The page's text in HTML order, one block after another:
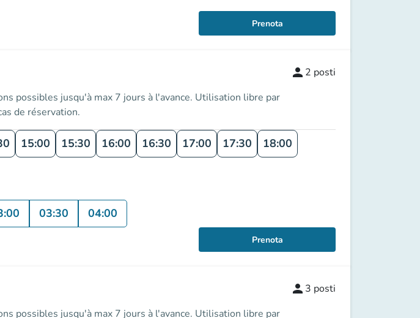
Prenota
possibles jusqu'à max 7 jours à l'avance. Utilisation libre par
de réservation.
person 2 posti
15:00 15:30 16:00 16:30 17:00 17:30
18:00
03:30 04:00
Prenota
possibles jusqu'à max 7 jours à l'avance. Utilisation libre par
person 3 posti